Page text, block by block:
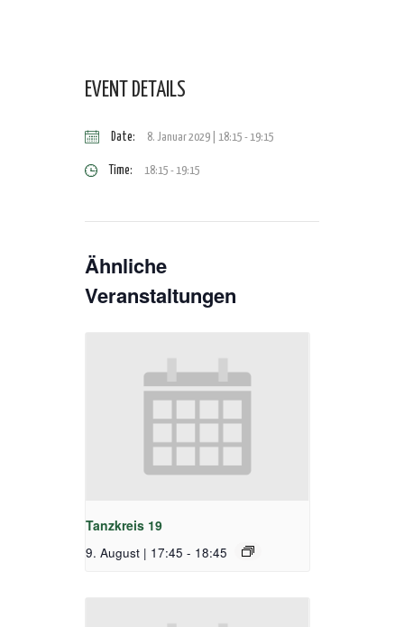
EVENT DETAILS
Date: 8. Januar 2029 | 18:15 -19:15
Time: 18:15 - 19:15
Ähnliche
Veranstaltungen
Tanzkreis 19
9. August | 17:45 - 18:45